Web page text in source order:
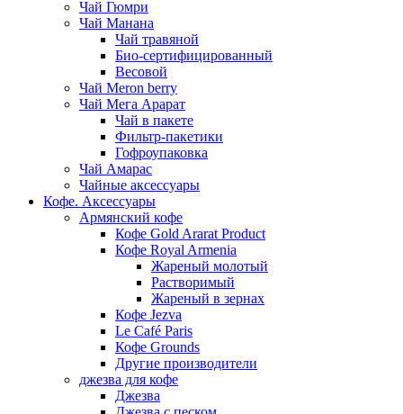
Чай Гюмри
Чай Манана
Чай травяной
Био-сертифицированный
Весовой
Чай Meron berry
Чай Мега Арарат
Чай в пакете
Фильтр-пакетики
Гофроупаковка
Чай Амарас
Чайные аксессуары
Кофе. Аксессуары
Армянский кофе
Кофе Gold Ararat Product
Кофе Royal Armenia
Жареный молотый
Растворимый
Жареный в зернах
Кофе Jezva
Le Café Paris
Кофе Grounds
Другие производители
джезва для кофе
Джезва